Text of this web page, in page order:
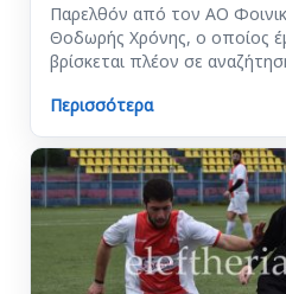
Παρελθόν από τον ΑΟ
Θοδωρής Χρόνης, ο οποίος
βρίσκεται πλέον σε
Περισσότερα